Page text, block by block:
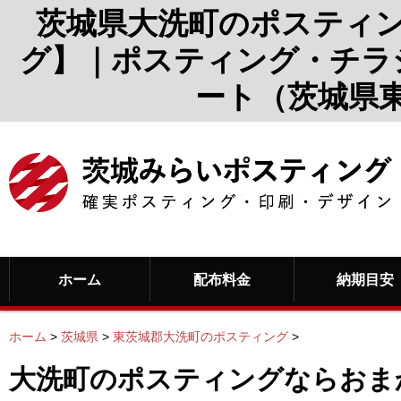
茨城県大洗町のポスティ
グ】｜ポスティング・チ
ート（茨城県
ホーム 配布料金 納期目安
ホーム > 茨城県 > 東茨城郡大洗町のポスティング >
大洗町のポスティングならお